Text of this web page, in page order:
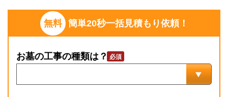
無料 簡単20秒一括見積もり依頼！
お墓の工事の種類は？